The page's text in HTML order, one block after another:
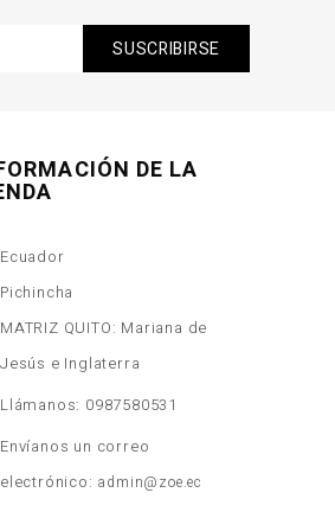
DE LA
Ecuador
Pichincha
MATRIZ QUITO: Mariana de
Jesús e Inglaterra
Llámanos: 0987580531
Envíanos un correo
electrónico: admin@zoe.ec